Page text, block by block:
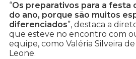
“Os preparativos para a festa
do ano, porque são muitos
diferenciados”, destaca a
que esteve no encontro com
equipe, como Valéria Silveira
Leone.